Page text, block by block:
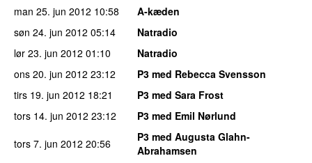
man 25. jun 2012 10:58
A-kæden
søn 24. jun 2012 05:14
Natradio
lør 23. jun 2012 01:10
Natradio
ons 20. jun 2012 23:12
P3 med Rebecca Svensson
tirs 19. jun 2012 18:21
P3 med Sara Frost
tors 14. jun 2012 23:12
P3 med Emil Nørlund
tors 7. jun 2012 20:56
P3 med Augusta Glahn-
Abrahamsen